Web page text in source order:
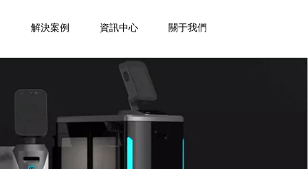
解決案例 資訊中心 關于我們